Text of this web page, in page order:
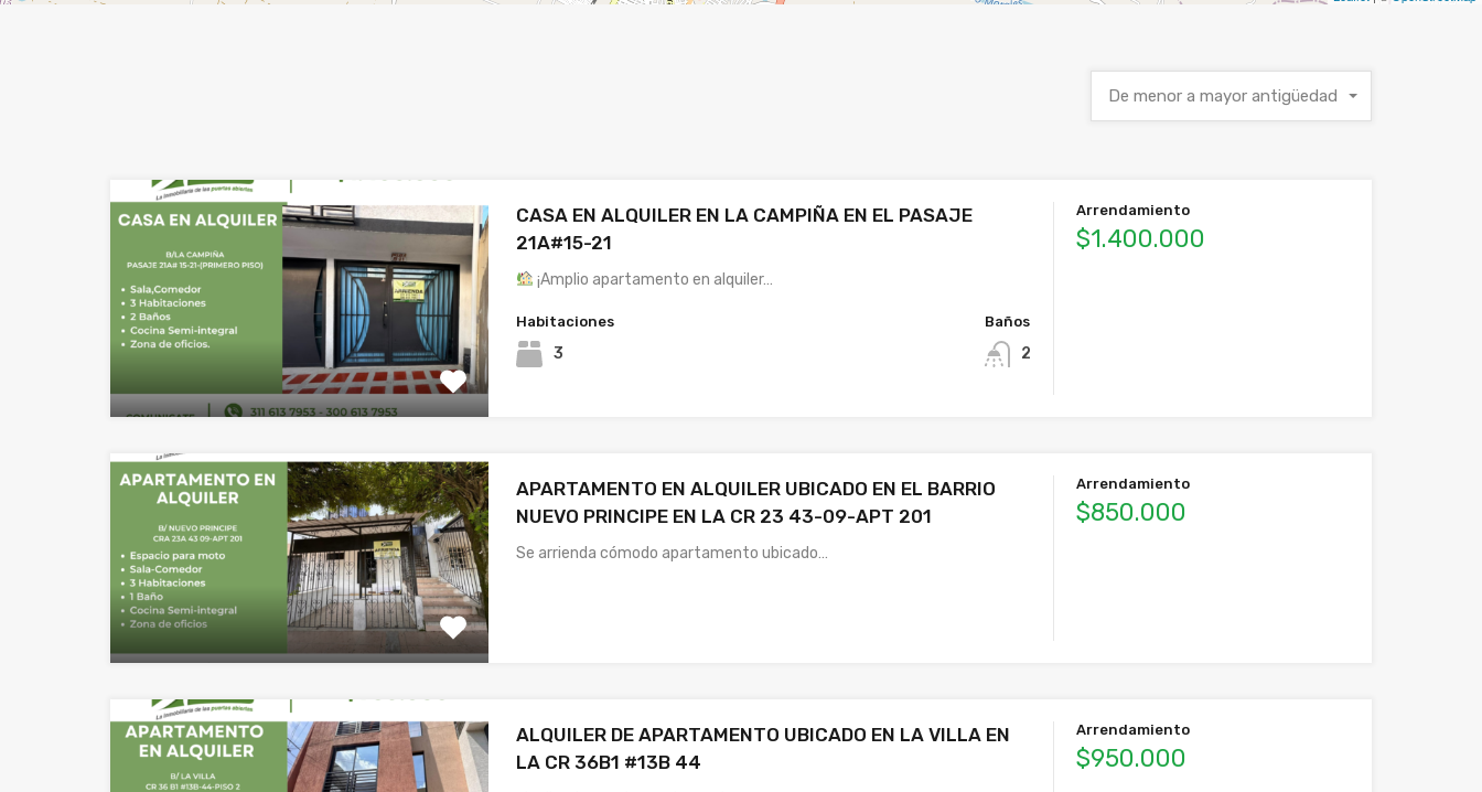
De menor a mayor antigüedad
CASA EN ALQUILER EN LA CAMPIÑA EN EL PASAJE
21A#15-21
¡Amplio apartamento en alquiler…
Habitaciones
3
Baños
2
Arrendamiento
$1.400.000
APARTAMENTO EN ALQUILER UBICADO EN EL BARRIO
NUEVO PRINCIPE EN LA CR 23 43-09-APT 201
Se arrienda cómodo apartamento ubicado…
Arrendamiento
$850.000
ALQUILER DE APARTAMENTO UBICADO EN LA VILLA EN
LA CR 36B1 #13B 44
Arrendamiento
$950.000